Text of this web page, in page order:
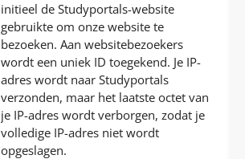
initieel de Studyportals-website
gebruikte om onze website te
bezoeken. Aan websitebezoekers
wordt een uniek ID toegekend. Je IP-
adres wordt naar Studyportals
verzonden, maar het laatste octet van
je IP-adres wordt verborgen, zodat je
volledige IP-adres niet wordt
opgeslagen.